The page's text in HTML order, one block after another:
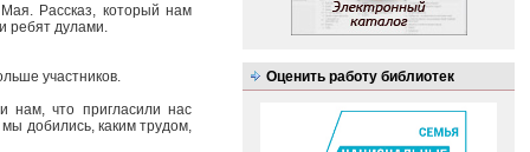
Рассказ, который нам
ребят дулами.
участников.
нам, что пригласили нас
добились, каким трудом,
Оценить работу библиотек